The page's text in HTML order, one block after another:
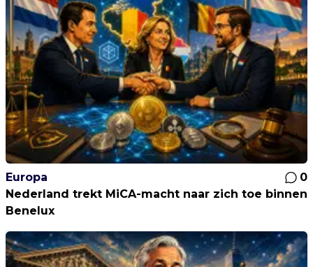
Europa
0
Nederland trekt MiCA-macht naar zich toe binnen
Benelux